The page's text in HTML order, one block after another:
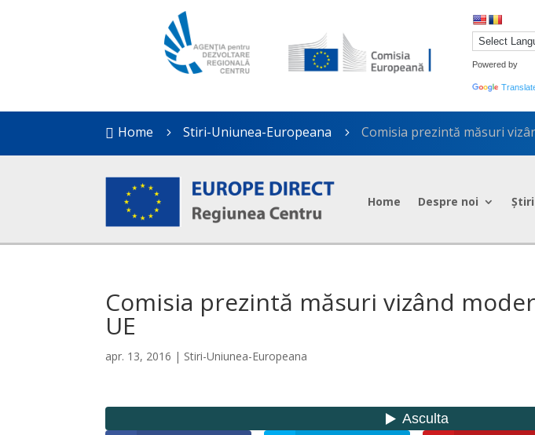
Powered by
 Home 5 Stiri-Uniunea-Europeana 5 Comisia prezintă măsuri
Home Despre noi Știri
Comisia prezintă măsuri vizând
UE
apr. 13, 2016 | Stiri-Uniunea-Europeana